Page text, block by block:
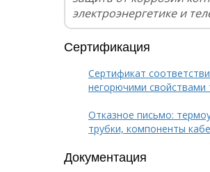
электроэнергетике и
Сертификация
Сертификат
негорючими
Отказное письмо:
трубки, компоненты
Документация